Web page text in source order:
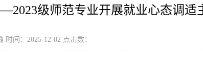
级师范专业开展就业心态调适
时间：2025-12-02 点击数：